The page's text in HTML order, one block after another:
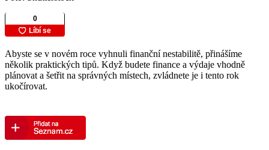
Abyste se v novém roce vyhnuli finanční nestabilitě, přinášíme
několik praktických tipů. Když budete finance a výdaje vhodně
plánovat a šetřit na správných místech, zvládnete je i tento rok
ukočírovat.